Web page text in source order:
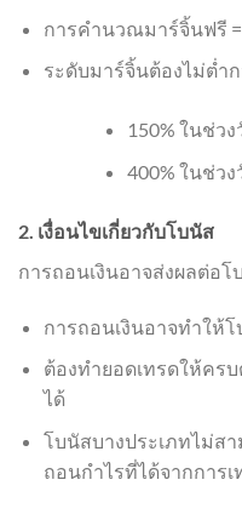
การคำนวณมาร์จิ้นฟรี
ระดับมาร์จิ้นต้องไม่ต่ำก
150% ในช่ว
400% ในช่ว
2. เงื่อนไขเกี่ยวกับโบนัส
การถอนเงินอาจส่งผลต่อ
การถอนเงินอาจทำให้
ต้องทำยอดเทรดให้คร
ได้
โบนัสบางประเภทไม่ส
ถอนกำไรที่ได้จากการ